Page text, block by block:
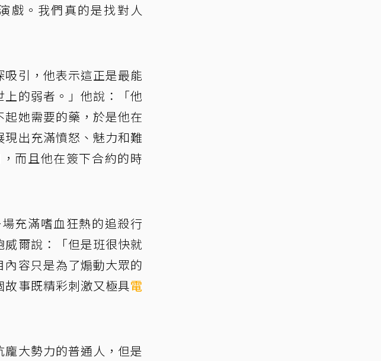
戲。我們真的是找對人
引，他表示這正是最能
的弱者。」他說：「他
她需要的藥，於是他在
現出充滿憤怒、魅力和難
而且他在簽下合約的時
充滿嗜血狂熱的追殺行
爾說：「但是班很快就
容只是為了煽動大眾的
事既精彩刺激又極具電
大勢力的普通人，但是